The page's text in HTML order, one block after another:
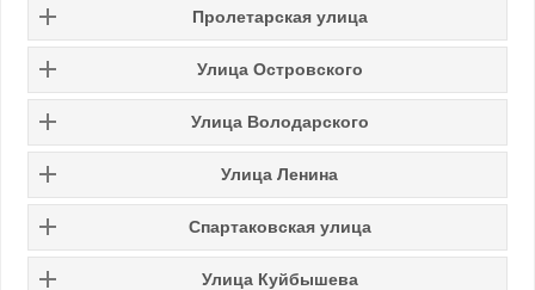
Пролетарская улица
Улица Островского
Улица Володарского
Улица Ленина
Спартаковская улица
Улица Куйбышева